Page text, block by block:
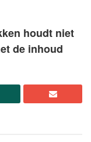
houdt niet
de inhoud